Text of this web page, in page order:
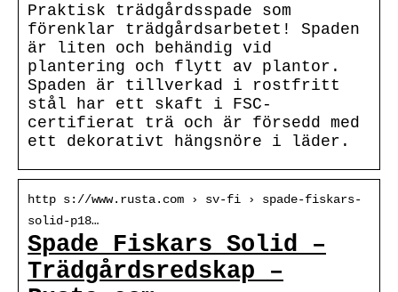
Praktisk trädgårdsspade som
förenklar trädgårdsarbetet! Spaden
är liten och behändig vid
plantering och flytt av plantor.
Spaden är tillverkad i rostfritt
stål har ett skaft i FSC-
certifierat trä och är försedd med
ett dekorativt hängsnöre i läder.
http s://www.rusta.com › sv-fi › spade-fiskars-
solid-p18…
Spade Fiskars Solid –
Trädgårdsredskap –